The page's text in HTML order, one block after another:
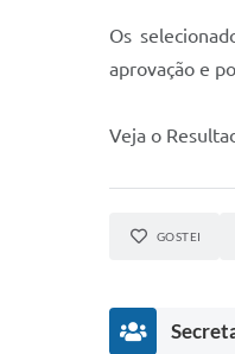
Os
aprovação e
Veja o
GOSTEI